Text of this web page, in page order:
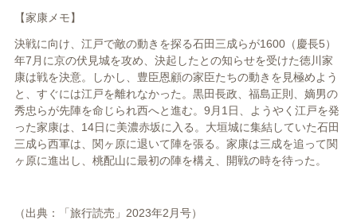
【家康メモ】
決戦に向け、江戸で敵の動きを探る石田三成らが1600（慶長5）
年7月に京の伏見城を攻め、決起したとの知らせを受けた徳川家
康は戦を決意。しかし、豊臣恩顧の家臣たちの動きを見極めよう
と、すぐには江戸を離れなかった。黒田長政、福島正則、嫡男の
秀忠らが先陣を命じられ西へと進む。9月1日、ようやく江戸を発
った家康は、14日に美濃赤坂に入る。大垣城に集結していた石田
三成ら西軍は、関ヶ原に退いて陣を張る。家康は三成を追って関
ヶ原に進出し、桃配山に最初の陣を構え、開戦の時を待った。
（出典：「旅行読売」2023年2月号）